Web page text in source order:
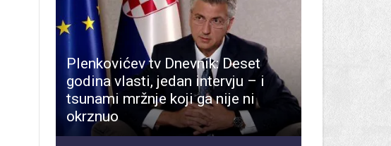
Plenkovićev tv Dnevnik: Deset
godina vlasti, jedan intervju – i
tsunami mržnje koji ga nije ni
okrznuo